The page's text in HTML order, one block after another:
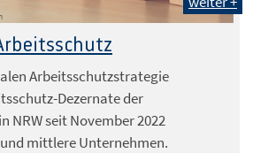
Arbeitsschutzstrategie
Dezernate der
NRW seit November 2022
mittlere Unternehmen.